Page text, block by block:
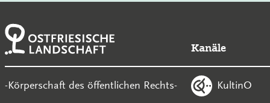
-Körperschaft des öffentlichen Rechts-
Kanäle
KultinO